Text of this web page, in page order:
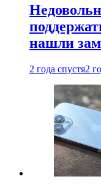
нашли
2 года спустя2